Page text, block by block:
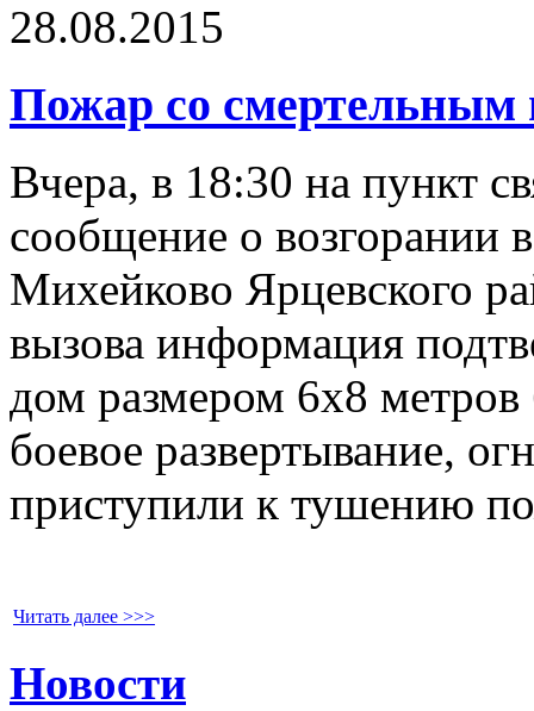
28.08.2015
Пожар со смертельным
Вчера, в 18:30 на пункт
сообщение о возгорании
Михейково Ярцевского
вызова информация
дом размером 6х8
боевое развертывание,
приступили к тушению
Читать далее >>>
Новости